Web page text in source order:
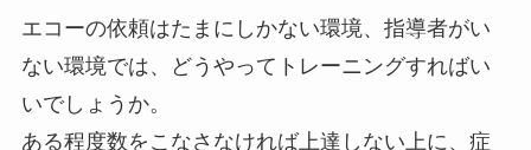
エコーの依頼はたまにしかない環境、指導者がい
ない環境では、どうやってトレーニングすればい
いでしょうか。
ある程度数をこなさなければ上達しない上に、症